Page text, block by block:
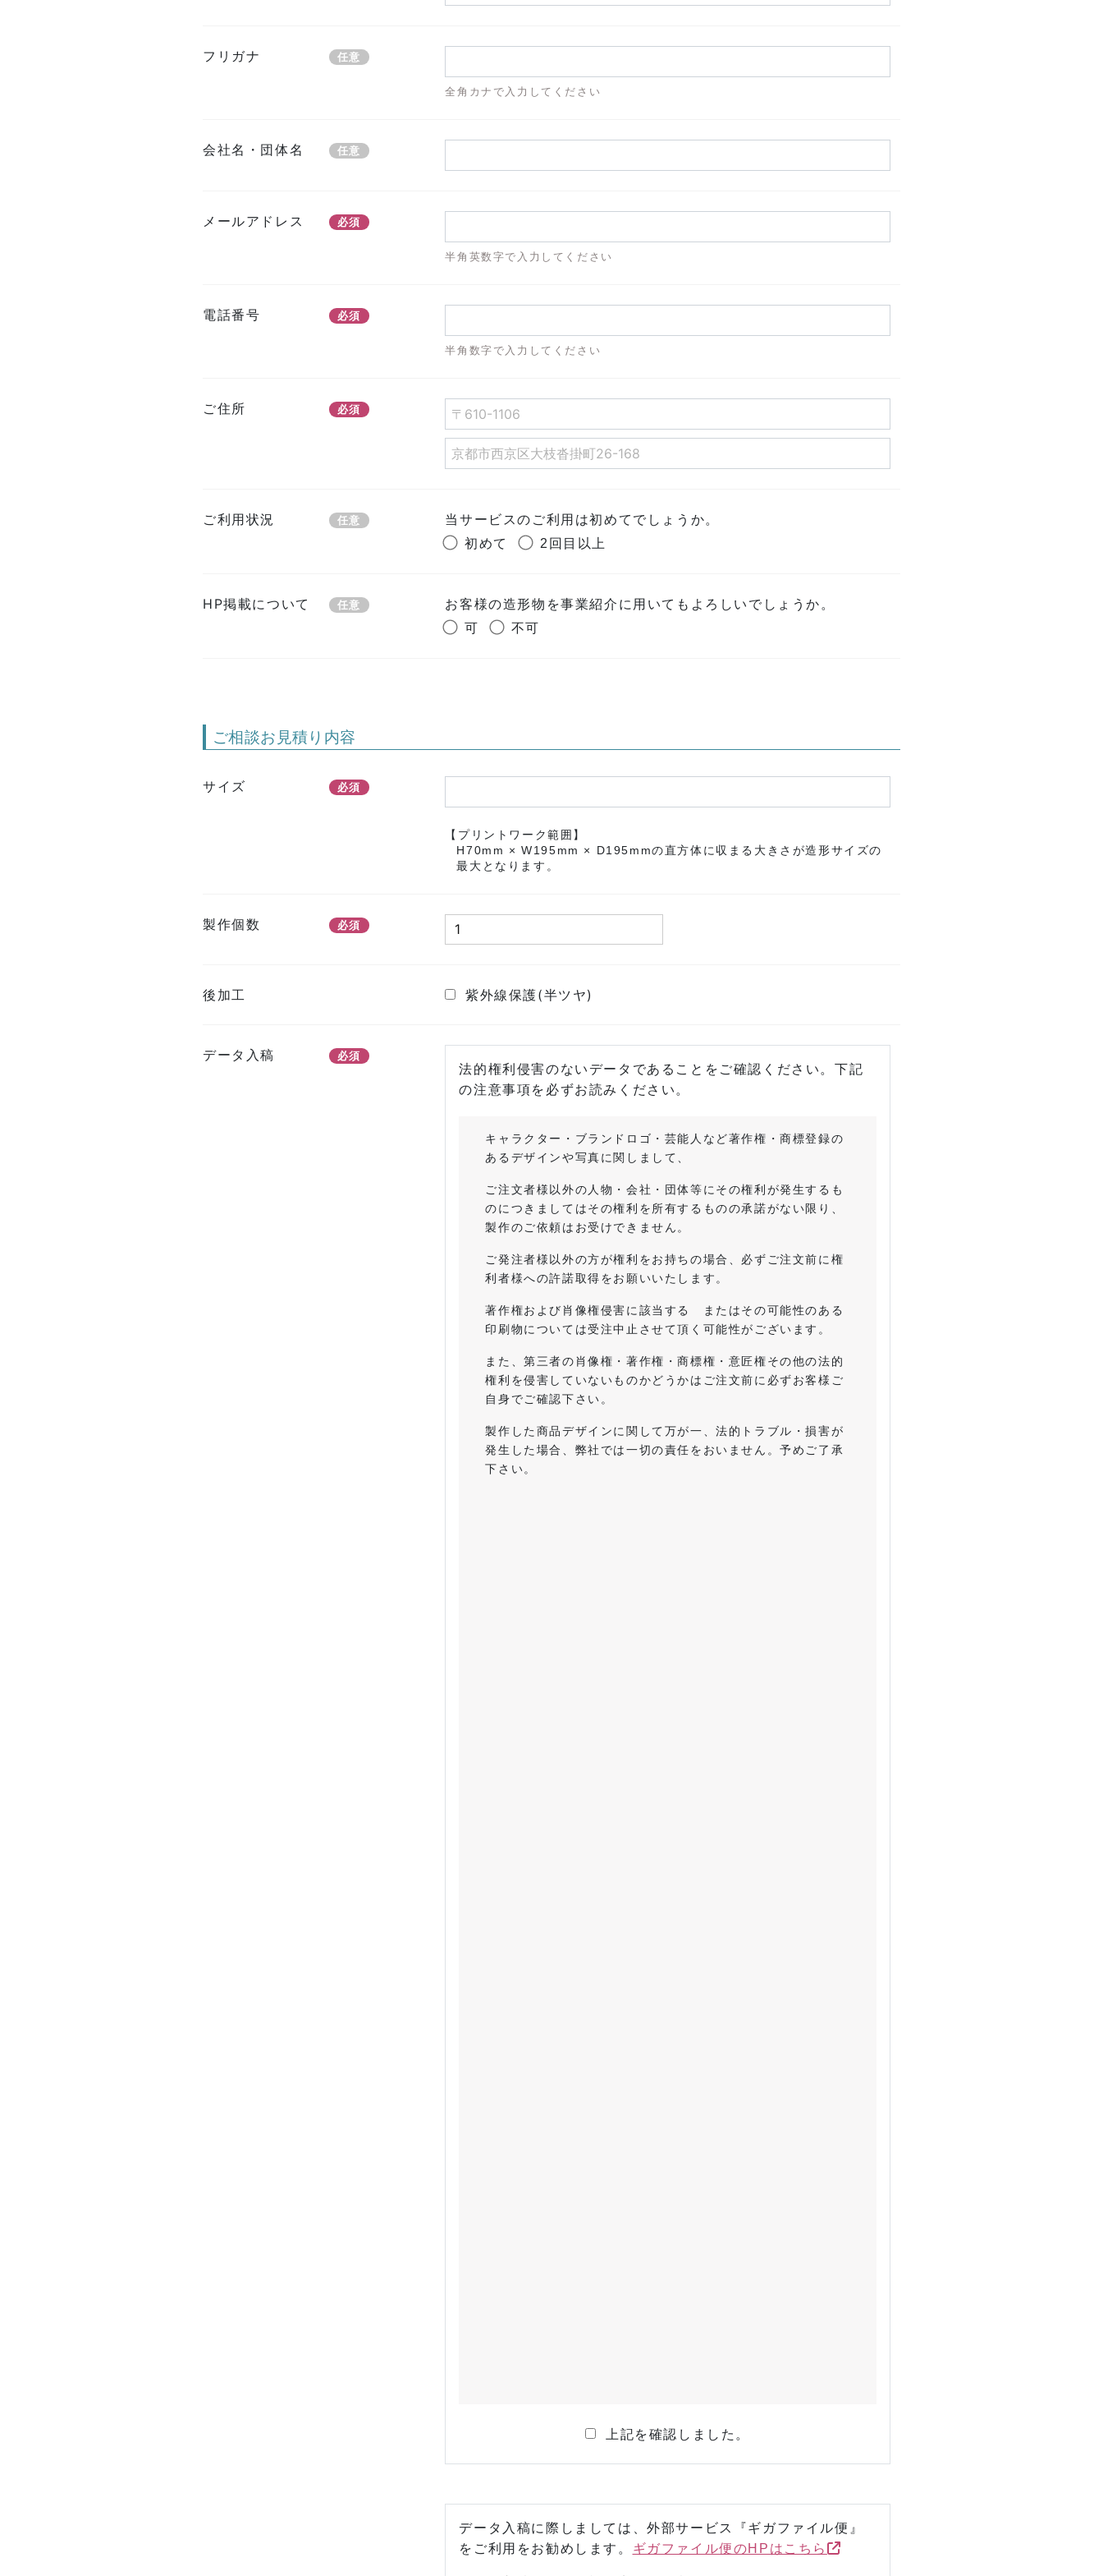
フリガナ 任意
全角カナで入力してください
会社名・団体名 任意
メールアドレス 必須
半角英数字で入力してください
電話番号 必須
半角数字で入力してください
ご住所 必須
ご利用状況 任意
当サービスのご利用は初めてでしょうか。
初めて
2回目以上
HP掲載について 任意
お客様の造形物を事業紹介に用いてもよろしいでしょうか。
可
不可
ご相談お見積り内容
サイズ 必須
【プリントワーク範囲】
H70mm × W195mm × D195mmの直方体に収まる大きさが造形サイズの
最大となります。
製作個数 必須
後加工 紫外線保護(半ツヤ)
データ入稿 必須
法的権利侵害のないデータであることをご確認ください。下記
の注意事項を必ずお読みください。
キャラクター・ブランドロゴ・芸能人など著作権・商標登録の
あるデザインや写真に関しまして、
ご注文者様以外の人物・会社・団体等にその権利が発生するも
のにつきましてはその権利を所有するものの承諾がない限り、
製作のご依頼はお受けできません。
ご発注者様以外の方が権利をお持ちの場合、必ずご注文前に権
利者様への許諾取得をお願いいたします。
著作権および肖像権侵害に該当する またはその可能性のある
印刷物については受注中止させて頂く可能性がございます。
また、第三者の肖像権・著作権・商標権・意匠権その他の法的
権利を侵害していないものかどうかはご注文前に必ずお客様ご
自身でご確認下さい。
製作した商品デザインに関して万が一、法的トラブル・損害が
発生した場合、弊社では一切の責任をおいません。予めご了承
下さい。
上記を確認しました。
データ入稿に際しましては、外部サービス『ギガファイル便』
をご利用をお勧めします。 ギガファイル便のHPはこちら